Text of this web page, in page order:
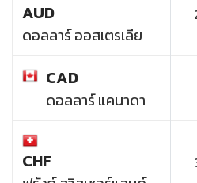
AUD
ดอลลาร์ ออสเตรเลีย
CAD
ดอลลาร์ แคนาดา
CHF